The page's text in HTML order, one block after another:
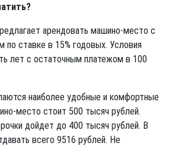
арендовать машино-место с
ставке в 15% годовых. Условия
лет с остаточным платежом в 100
наиболее удобные и комфортные
место стоит 500 тысяч рублей.
дойдет до 400 тысяч рублей. В
всего 9516 рублей. Не